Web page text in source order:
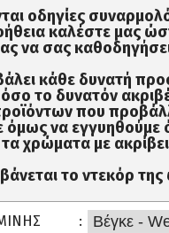
οδηγίες
καλέστε μας
να σας
κάθε δυνατή
το δυνατόν
που
να εγγυηθούμε
χρώματα με
το ντεκόρ